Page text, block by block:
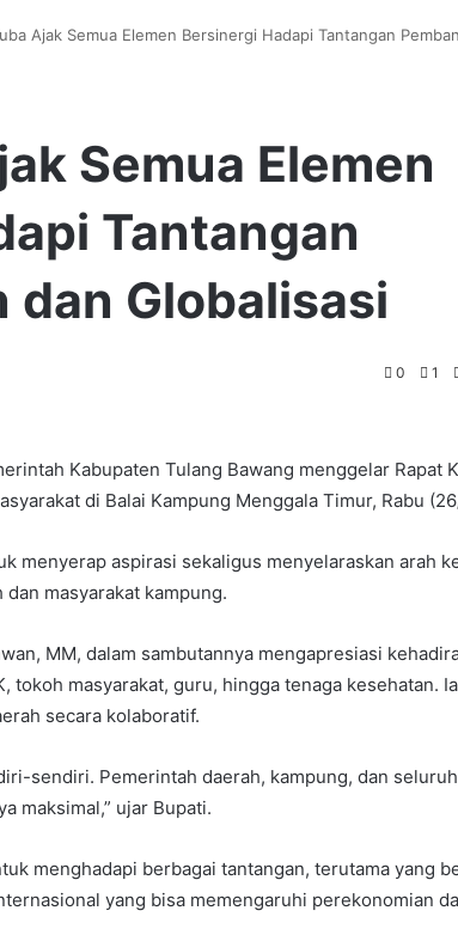
Ajak Semua Elemen Bersinergi Hadapi Tantangan
Semua Elemen
Tantangan
dan Globalisasi
0 1
Kabupaten Tulang Bawang menggelar Rapat
di Balai Kampung Menggala Timur, Rabu
menyerap aspirasi sekaligus menyelaraskan arah
masyarakat kampung.
MM, dalam sambutannya mengapresiasi
tokoh masyarakat, guru, hingga tenaga kesehatan. Ia
secara kolaboratif.
sendiri. Pemerintah daerah, kampung, dan
maksimal,” ujar Bupati.
menghadapi berbagai tantangan, terutama yang
yang bisa memengaruhi perekonomian